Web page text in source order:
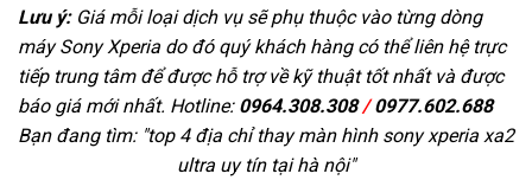
Lưu ý:Giá mỗi loại dịch vụ sẽ phụ thuộc vào từng dòng
máy Sony Xperia do đó quý khách hàng có thể liên hệ trực
tiếp trung tâm để được hỗ trợ về kỹ thuật tốt nhất và được
báo giá mới nhất. Hotline: 0964.308.308/0977.602.688
Bạn đang tìm: "top 4 địa chỉ thay màn hình sony xperia xa2
ultra uy tín tại hà nội"